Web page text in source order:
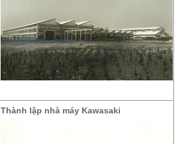
Thành lập nhà máy Kawasaki